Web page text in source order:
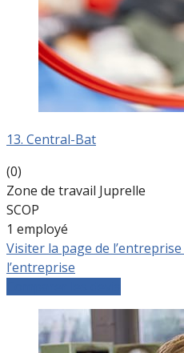
13. Central-Bat
(0)
Zone de travail Juprelle
SCOP
1 employé
Visiter la page de l’entreprise
l’entreprise